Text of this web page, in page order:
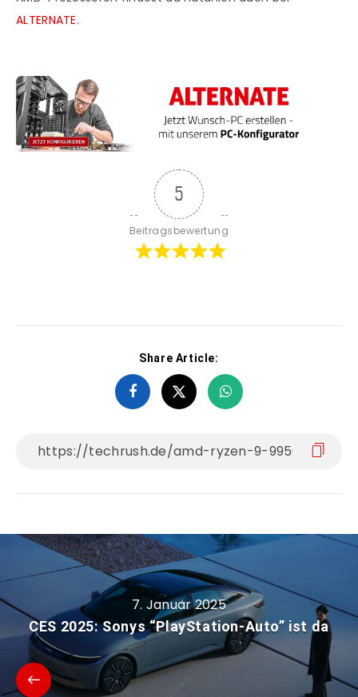
ALTERNATE.
5
Beitragsbewertung
Share Article:
7. Januar 2025
CES 2025: Sonys “PlayStation-Auto” ist da